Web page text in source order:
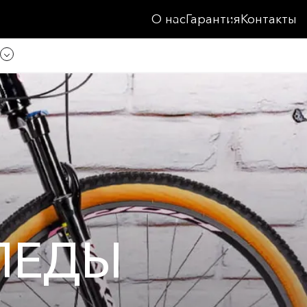
О насГарантияКонтакты